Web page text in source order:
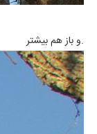
.و باز هم بیشتر